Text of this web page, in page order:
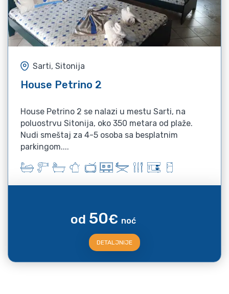
Sarti, Sitonija
House Petrino 2
House Petrino 2 se nalazi u mestu Sarti, na
poluostrvu Sitonija, oko 350 metara od plaže.
Nudi smeštaj za 4-5 osoba sa besplatnim
parkingom....
od 50€ noć
DETALJNIJE